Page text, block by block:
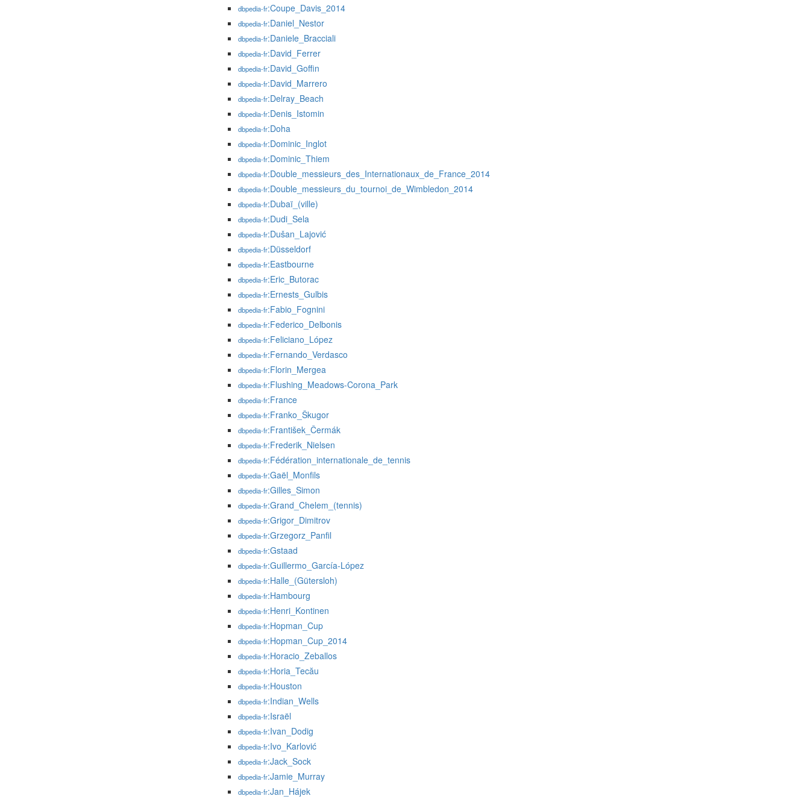
dbpedia-fr:Coupe_Davis_2014
dbpedia-fr:Daniel_Nestor
dbpedia-fr:Daniele_Bracciali
dbpedia-fr:David_Ferrer
dbpedia-fr:David_Goffin
dbpedia-fr:David_Marrero
dbpedia-fr:Delray_Beach
dbpedia-fr:Denis_Istomin
dbpedia-fr:Doha
dbpedia-fr:Dominic_Inglot
dbpedia-fr:Dominic_Thiem
dbpedia-fr:Double_messieurs_des_Internationaux_de_France_2014
dbpedia-fr:Double_messieurs_du_tournoi_de_Wimbledon_2014
dbpedia-fr:Dubaï_(ville)
dbpedia-fr:Dudi_Sela
dbpedia-fr:Dušan_Lajović
dbpedia-fr:Düsseldorf
dbpedia-fr:Eastbourne
dbpedia-fr:Eric_Butorac
dbpedia-fr:Ernests_Gulbis
dbpedia-fr:Fabio_Fognini
dbpedia-fr:Federico_Delbonis
dbpedia-fr:Feliciano_López
dbpedia-fr:Fernando_Verdasco
dbpedia-fr:Florin_Mergea
dbpedia-fr:Flushing_Meadows-Corona_Park
dbpedia-fr:France
dbpedia-fr:Franko_Škugor
dbpedia-fr:František_Čermák
dbpedia-fr:Frederik_Nielsen
dbpedia-fr:Fédération_internationale_de_tennis
dbpedia-fr:Gaël_Monfils
dbpedia-fr:Gilles_Simon
dbpedia-fr:Grand_Chelem_(tennis)
dbpedia-fr:Grigor_Dimitrov
dbpedia-fr:Grzegorz_Panfil
dbpedia-fr:Gstaad
dbpedia-fr:Guillermo_García-López
dbpedia-fr:Halle_(Gütersloh)
dbpedia-fr:Hambourg
dbpedia-fr:Henri_Kontinen
dbpedia-fr:Hopman_Cup
dbpedia-fr:Hopman_Cup_2014
dbpedia-fr:Horacio_Zeballos
dbpedia-fr:Horia_Tecău
dbpedia-fr:Houston
dbpedia-fr:Indian_Wells
dbpedia-fr:Israël
dbpedia-fr:Ivan_Dodig
dbpedia-fr:Ivo_Karlović
dbpedia-fr:Jack_Sock
dbpedia-fr:Jamie_Murray
dbpedia-fr:Jan_Hájek